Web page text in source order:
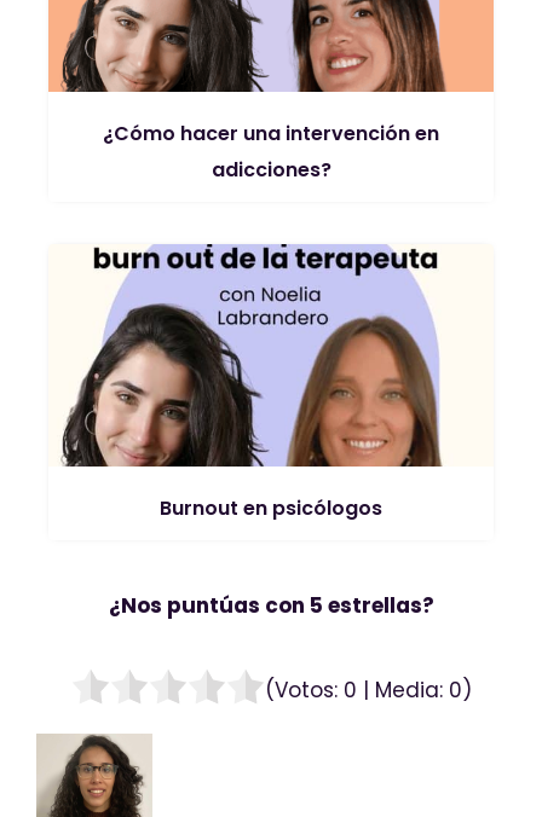
¿Cómo hacer una intervención en
adicciones?
Burnout en psicólogos
¿Nos puntúas con 5 estrellas?
(Votos: 0 | Media: 0)